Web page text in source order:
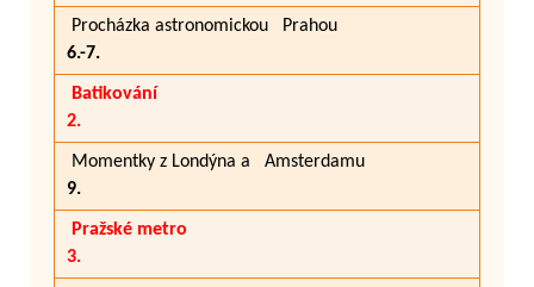
Procházka astronomickou Prahou
6.-7.
Batikování
2.
Momentky z Londýna a Amsterdamu
9.
Pražské metro
3.